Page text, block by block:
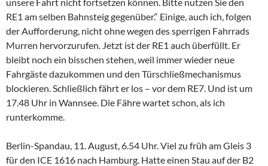
RE1 am selben Bahnsteig gegenüber.“ Einige, auch ich, folgen
der Aufforderung, nicht ohne wegen des sperrigen Fahrrads
Murren hervorzurufen. Jetzt ist der RE1 auch überfüllt. Er
bleibt noch ein bisschen stehen, weil immer wieder neue
Fahrgäste dazukommen und den Türschließmechanismus
blockieren. Schließlich fährt er los – vor dem RE7. Und ist um
17.48 Uhr in Wannsee. Die Fähre wartet schon, als ich
runterkomme.
Berlin-Spandau, 11. August, 6.54 Uhr. Viel zu früh am Gleis 3
für den ICE 1616 nach Hamburg. Hatte einen Stau auf der B2